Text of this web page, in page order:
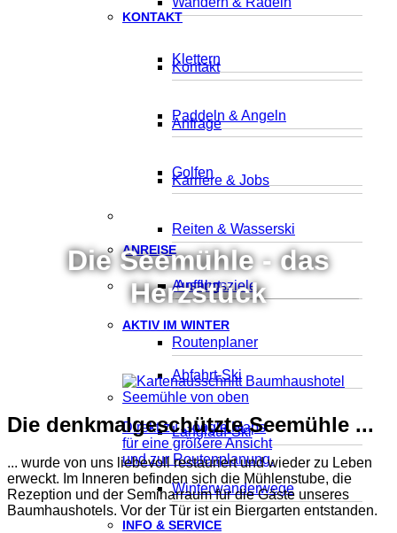
Klettern
Paddeln & Angeln
Golfen
Reiten & Wasserski
Ausflugsziele
AKTIV IM WINTER
Abfahrt-Ski
Langlauf-Ski
Winterwanderwege
KONTAKT
Kontakt
Anfrage
Karriere & Jobs
ANREISE
Anfahrt
Routenplaner
Direkt zu Google Maps
für eine größere Ansicht
und zur Routenplanung.
INFO & SERVICE
Die Seemühle - das
Herzstück
Die denkmalgeschützte Seemühle ...
... wurde von uns liebevoll restauriert und wieder zu Leben
erweckt. Im Inneren befinden sich die Mühlenstube, die
Rezeption und der Seminarraum für die Gäste unseres
Baumhaushotels. Vor der Tür ist ein Biergarten entstanden.